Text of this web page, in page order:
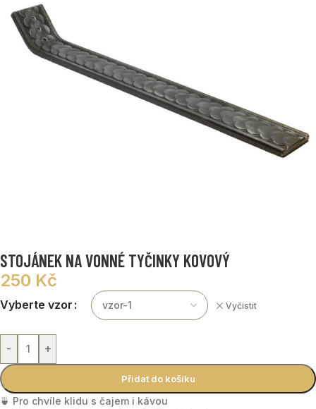
STOJÁNEK NA VONNÉ TYČINKY KOVOVÝ
250 Kč
Vyberte vzor Vyčistit
- +
Přidat do košíku
🍵 Pro chvíle klidu s čajem i kávou